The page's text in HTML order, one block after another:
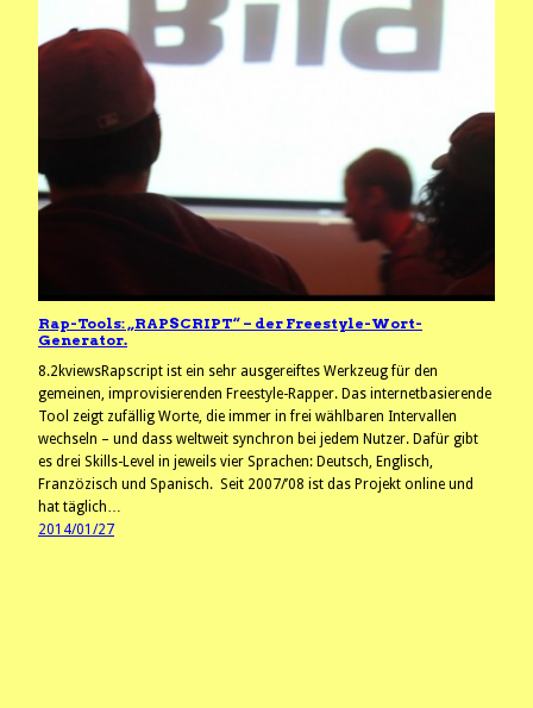
Rap-Tools: „RAPSCRIPT“ – der Freestyle-Wort-
Generator.
8.2kviewsRapscript ist ein sehr ausgereiftes Werkzeug für den
gemeinen, improvisierenden Freestyle-Rapper. Das internetbasierende
Tool zeigt zufällig Worte, die immer in frei wählbaren Intervallen
wechseln – und dass weltweit synchron bei jedem Nutzer. Dafür gibt
es drei Skills-Level in jeweils vier Sprachen: Deutsch, Englisch,
Franzözisch und Spanisch. Seit 2007/’08 ist das Projekt online und
hat täglich…
2014/01/27